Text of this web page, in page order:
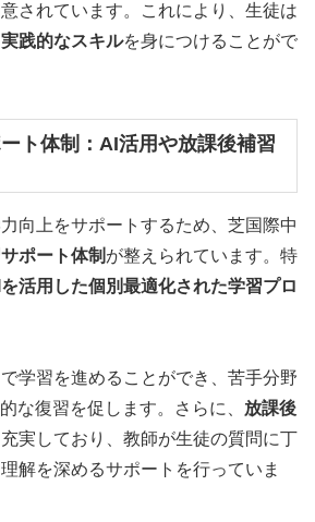
されています。これにより、生徒は
践的なスキルを身につけることがで
ト体制：AI活用や放課後補習
向上をサポートするため、芝国際中
ポート体制 が整えられています。特
活用した個別最適化された学習プロ
学習を進めることができ、苦手分野
な復習を促します。さらに、 放課後
充実しており、教師が生徒の質問に丁
解を深めるサポートを行っていま